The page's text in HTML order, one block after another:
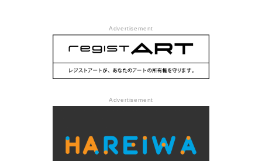
Advertisement
Advertisement